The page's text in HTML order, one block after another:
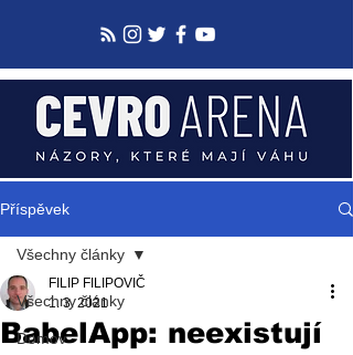
Příspěvek
Všechny články
Domov
Všechny články
BabelApp: neexistují
FILIP FILIPOVIČ
1. 3. 2021